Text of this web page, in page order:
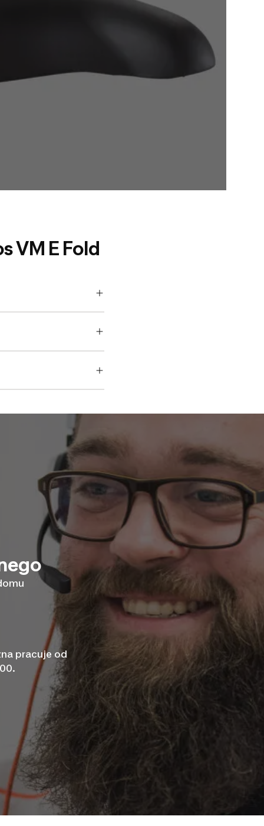
VM E Fold
pracuje od